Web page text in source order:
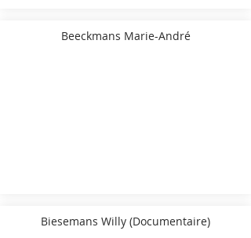
Beeckmans Marie-André
Biesemans Willy (Documentaire)